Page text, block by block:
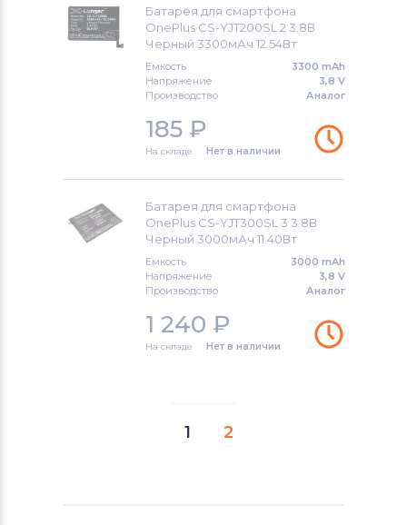
Qtek
Аккумуляторы для смартфонов
Cameron Sino
Аккумуляторы для смартфонов
Аккумуляторы для смартфонов
Alcatel
Аккумуляторы для смартфонов Asus
Аккумуляторы для смартфонов
Батарея для смартфона
OnePlus CS-YJT200SL 2 3.8В
Черный 3300мАч 12.54Вт
Емкость
3300 mAh
Напряжение
3,8 V
Производство
Аналог
185 ₽
На складе Нет в наличии
Батарея для смартфона
OnePlus CS-YJT300SL 3 3.8В
Черный 3000мАч 11.40Вт
Емкость
3000 mAh
Напряжение
3,8 V
Производство
Аналог
1 240 ₽
На складе Нет в наличии
1 2